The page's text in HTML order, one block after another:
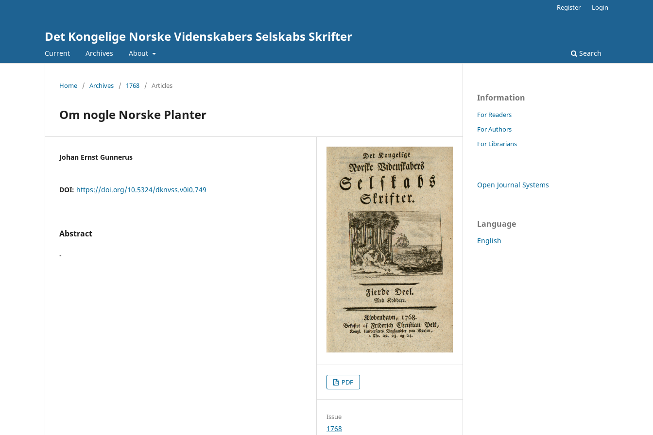
Det Kongelige Norske Videnskabers Selskabs Skrifter
Current Archives About Search
Register Login
Home / Archives / 1768 / Articles
Om nogle Norske Planter
Johan Ernst Gunnerus
DOI: https://doi.org/10.5324/dknvss.v0i0.749
Abstract
-
PDF
Issue
1768
Information
For Readers
For Authors
For Librarians
Open Journal Systems
Language
English